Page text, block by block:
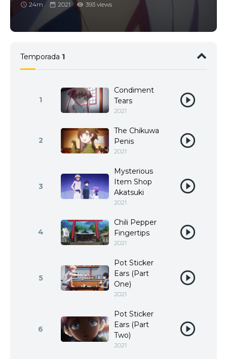
24m 2021 393 views
Temporada 1
1
Condiment
Tears
2021
2
The Chikuwa
Penis
2021
3
Mysterious
Item Shop
Akatsuki
2021
4
Chili Pepper
Fingertips
2021
5
Pot Sticker
Ears (Part
One)
2021
6
Pot Sticker
Ears (Part
Two)
2021